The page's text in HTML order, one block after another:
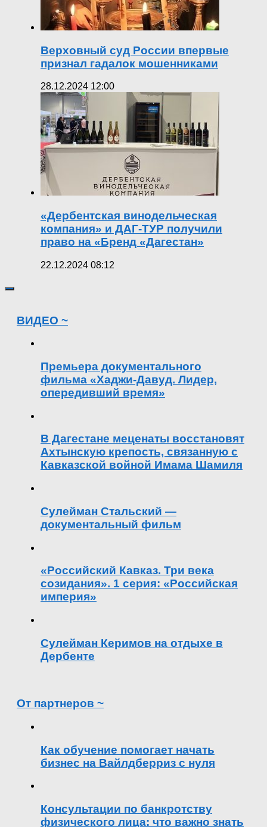
Верховный суд России впервые
признал гадалок мошенниками
28.12.2024 12:00
«Дербентская винодельческая
компания» и ДАГ-ТУР получили
право на «Бренд «Дагестан»
22.12.2024 08:12
ВИДЕО ~
Премьера документального
фильма «Хаджи-Давуд. Лидер,
опередивший время»
В Дагестане меценаты восстановят
Ахтынскую крепость, связанную с
Кавказской войной Имама Шамиля
Сулейман Стальский —
документальный фильм
«Российский Кавказ. Три века
созидания». 1 серия: «Российская
империя»
Сулейман Керимов на отдыхе в
Дербенте
От партнеров ~
Как обучение помогает начать
бизнес на Вайлдберриз с нуля
Консультации по банкротству
физического лица: что важно знать